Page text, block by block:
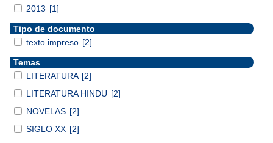
2013 [1]
Tipo de documento
texto impreso [2]
Temas
LITERATURA [2]
LITERATURA HINDU [2]
NOVELAS [2]
SIGLO XX [2]